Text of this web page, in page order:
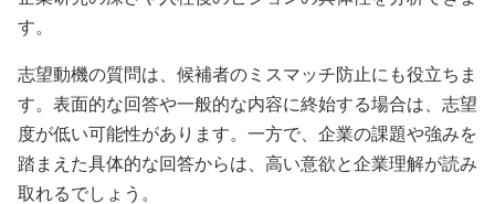
す。
志望動機の質問は、候補者のミスマッチ防止にも役立ちま
す。表面的な回答や一般的な内容に終始する場合は、志望
度が低い可能性があります。一方で、企業の課題や強みを
踏まえた具体的な回答からは、高い意欲と企業理解が読み
取れるでしょう。